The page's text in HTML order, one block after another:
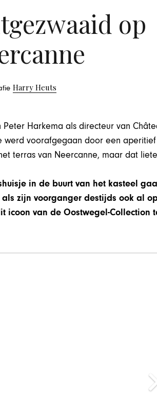
op
Harry Heuts
Harkema als directeur van
werd voorafgegaan door een
terras van Neercanne, maar dat
in de buurt van het kasteel
zijn voorganger destijds ook al
van de Oostwegel-Collection